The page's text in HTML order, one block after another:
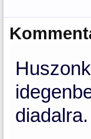
diadalra.